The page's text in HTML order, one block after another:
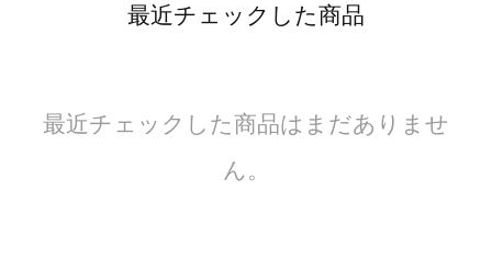
最近チェックした商品
最近チェックした商品はまだありませ
ん。